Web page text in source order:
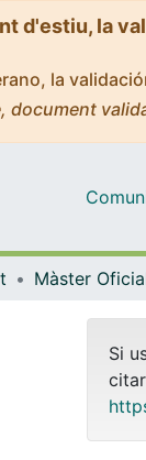
d'estiu, la
la
document
Si